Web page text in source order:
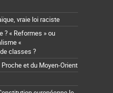
vraie loi raciste
? « Reformes » ou
«
classes ?
et du Moyen-Orient